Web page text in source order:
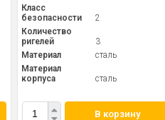
Класс
безопасности
2
Количество
ригелей
3
Материал
сталь
Материал
корпуса
сталь
В корзину